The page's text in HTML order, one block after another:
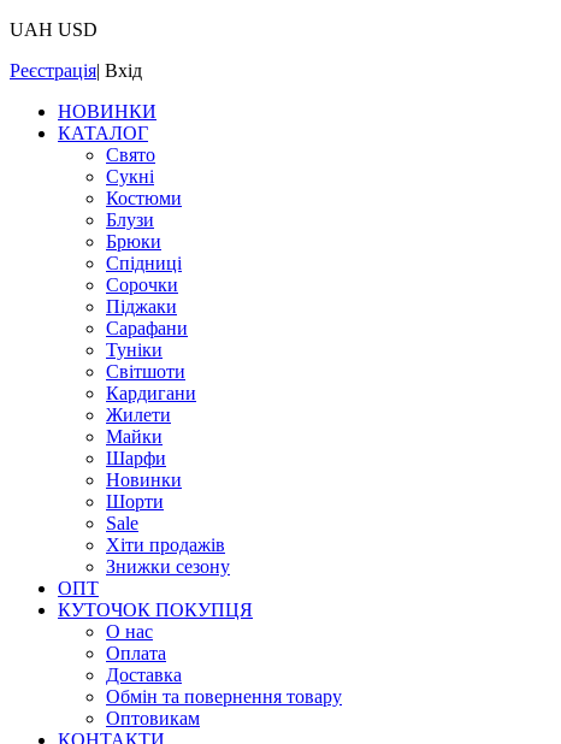
UAH USD
Реєстрація| Вхід
НОВИНКИ
КАТАЛОГ
Свято
Сукні
Костюми
Блузи
Брюки
Спідниці
Сорочки
Піджаки
Сарафани
Туніки
Світшоти
Кардигани
Жилети
Майки
Шарфи
Новинки
Шорти
Sale
Хіти продажів
Знижки сезону
ОПТ
КУТОЧОК ПОКУПЦЯ
О нас
Оплата
Доставка
Обмін та повернення товару
Оптовикам
КОНТАКТИ